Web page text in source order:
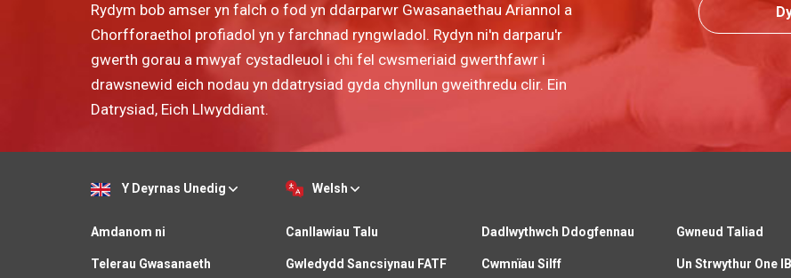
Rydym bob amser yn falch o fod yn ddarparwr Gwasanaethau Ariannol a
Chorfforaethol profiadol yn y farchnad ryngwladol. Rydyn ni'n darparu'r
gwerth gorau a mwyaf cystadleuol i chi fel cwsmeriaid gwerthfawr i
drawsnewid eich nodau yn ddatrysiad gyda chynllun gweithredu clir. Ein
Datrysiad, Eich Llwyddiant.
Y Deyrnas Unedig Welsh
Amdanom ni
Telerau Gwasanaeth
Canllawiau Talu
Gwledydd Sancsiynau FATF
Dadlwythwch Ddogfennau
Cwmnïau Silff
Gwneud Taliad
Un Strwythur One